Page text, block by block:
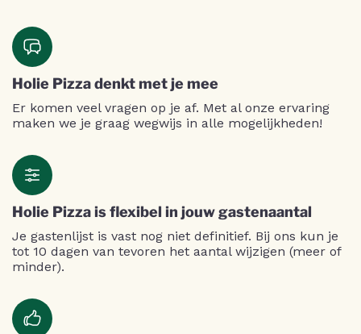
Holie Pizza denkt met je mee
Er komen veel vragen op je af. Met al onze ervaring
maken we je graag wegwijs in alle mogelijkheden!
Holie Pizza is flexibel in jouw gastenaantal
Je gastenlijst is vast nog niet definitief. Bij ons kun je
tot 10 dagen van tevoren het aantal wijzigen (meer of
minder).